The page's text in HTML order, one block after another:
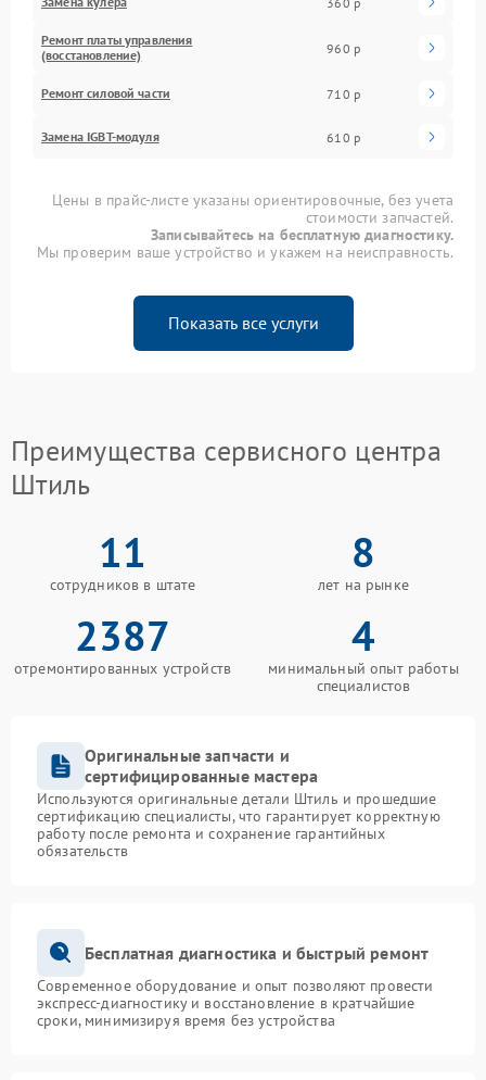
Ремонт платы управления
(восстановление)
960 р
Ремонт силовой части 710 р
Замена IGBT-модуля 610 р
Цены в прайс-листе указаны ориентировочные, без учета
стоимости запчастей.
Записывайтесь на бесплатную диагностику.
Мы проверим ваше устройство и укажем на неисправность.
Показать все услуги
Преимущества сервисного центра
Штиль
11
сотрудников в штате
8
лет на рынке
2387
отремонтированных устройств
4
минимальный опыт работы
специалистов
Оригинальные запчасти и
сертифицированные мастера
Используются оригинальные детали Штиль и прошедшие
сертификацию специалисты, что гарантирует корректную
работу после ремонта и сохранение гарантийных
обязательств
Бесплатная диагностика и быстрый ремонт
Современное оборудование и опыт позволяют провести
экспресс-диагностику и восстановление в кратчайшие
сроки, минимизируя время без устройства